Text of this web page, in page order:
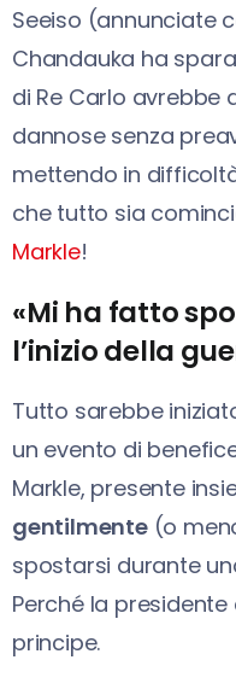
Seeiso (annunciate
Chandauka ha
di Re Carlo avrebbe
dannose senza
mettendo in
che tutto sia
Markle!
«Mi ha fatto
l’inizio della
Tutto sarebbe
un evento di
Markle, presente
gentilmente(o
spostarsi durante
Perché la
principe.